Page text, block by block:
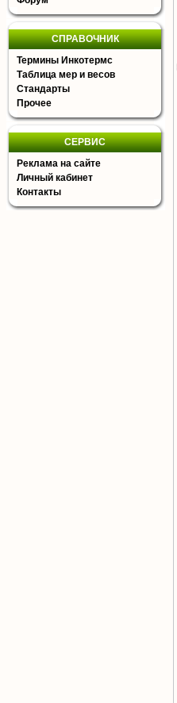
СПРАВОЧНИК
Термины Инкотермс
Таблица мер и весов
Стандарты
Прочее
СЕРВИС
Реклама на сайте
Личный кабинет
Контакты